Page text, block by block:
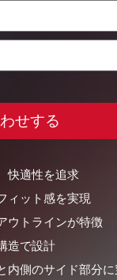
せする
快適性を追求
ィット感を実現
ウトラインが特徴
造で設計
側のサイド部分に